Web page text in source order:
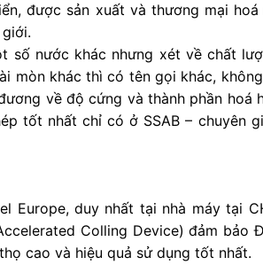
được sản xuất và thương mại
nước khác nhưng xét về chất
mòn khác thì có tên gọi khác,
về độ cứng và thành phần hoá
tốt nhất chỉ có ở SSAB – chuyên
Europe, duy nhất tại nhà máy tại
Colling Device) đảm bảo
cao và hiệu quả sử dụng tốt nhất.